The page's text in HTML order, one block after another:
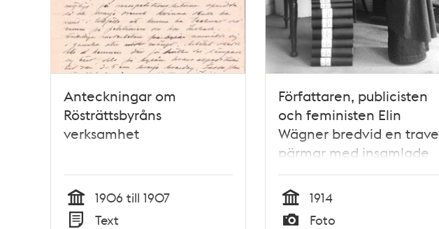
Anteckningar om
Rösträttsbyråns
verksamhet
Tid
1906 till 1907
Text
Författaren, publicisten
och feministen Elin
Wägner bredvid en trave
pärmar med insamlade
namnlistor för kvinnlig
rösträtt.
Tid
1914
Foto